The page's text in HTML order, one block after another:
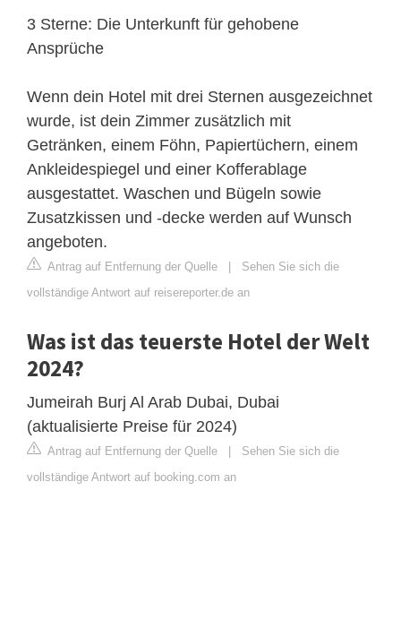
3 Sterne: Die Unterkunft für gehobene
Ansprüche
Wenn dein Hotel mit drei Sternen ausgezeichnet
wurde, ist dein Zimmer zusätzlich mit
Getränken, einem Föhn, Papiertüchern, einem
Ankleidespiegel und einer Kofferablage
ausgestattet. Waschen und Bügeln sowie
Zusatzkissen und -decke werden auf Wunsch
angeboten.
Antrag auf Entfernung der Quelle | Sehen Sie sich die
vollständige Antwort auf reisereporter.de an
Was ist das teuerste Hotel der Welt
2024?
Jumeirah Burj Al Arab Dubai, Dubai
(aktualisierte Preise für 2024)
Antrag auf Entfernung der Quelle | Sehen Sie sich die
vollständige Antwort auf booking.com an